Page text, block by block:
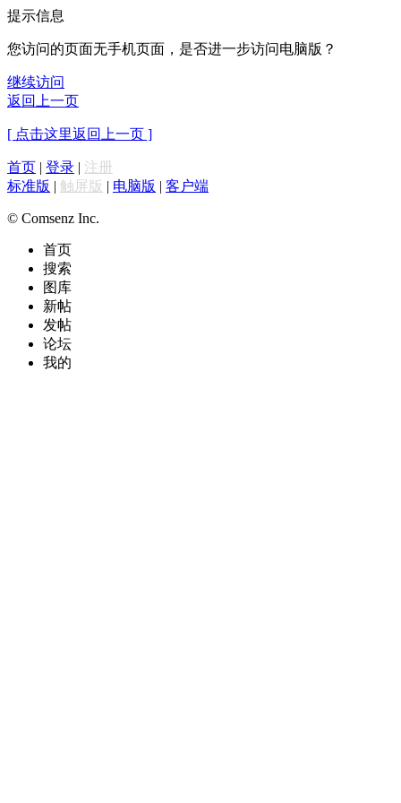
提示信息
您访问的页面无手机页面，是否进一步访问电脑版？
继续访问
返回上一页
[ 点击这里返回上一页 ]
首页 | 登录 | 注册
标准版 | 触屏版 | 电脑版 | 客户端
© Comsenz Inc.
首页
搜索
图库
新帖
发帖
论坛
我的